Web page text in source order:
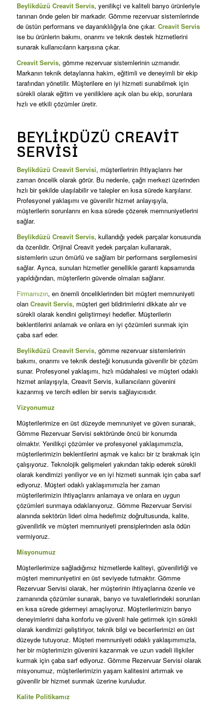
Beylikdüzü Creavit Servis, yenilikçi ve kaliteli banyo ürünleriyle
tanınan önde gelen bir markadır. Gömme rezervuar sistemlerinde
de üstün performans ve dayanıklılığıyla öne çıkar. Creavit Servis
ise bu ürünlerin bakımı, onarımı ve teknik destek hizmetlerini
sunarak kullanıcıların karşısına çıkar.
Creavit Servis, gömme rezervuar sistemlerinin uzmanıdır.
Markanın teknik detaylarına hakim, eğitimli ve deneyimli bir ekip
tarafından yönetilir. Müşterilere en iyi hizmeti sunabilmek için
sürekli olarak eğitim ve yeniliklere açık olan bu ekip, sorunlara
hızlı ve etkili çözümler üretir.
BEYLIKDÜZÜ CREAVIT
SERVISI
Beylikdüzü Creavit Servisi, müşterilerinin ihtiyaçlarını her
zaman öncelik olarak görür. Bu nedenle, çağrı merkezi üzerinden
hızlı bir şekilde ulaşılabilir ve talepler en kısa sürede karşılanır.
Profesyonel yaklaşımı ve güvenilir hizmet anlayışıyla,
müşterilerin sorunlarını en kısa sürede çözerek memnuniyetlerini
sağlar.
Beylikdüzü Creavit Servis, kullandığı yedek parçalar konusunda
da özenlidir. Orijinal Creavit yedek parçaları kullanarak,
sistemlerin uzun ömürlü ve sağlam bir performans sergilemesini
sağlar. Ayrıca, sunulan hizmetler genellikle garanti kapsamında
yapıldığından, müşterilerin güvende olmaları sağlanır.
Firmamızın, en önemli önceliklerinden biri müşteri memnuniyeti
olan Creavit Servis, müşteri geri bildirimlerini dikkate alır ve
sürekli olarak kendini geliştirmeyi hedefler. Müşterilerin
beklentilerini anlamak ve onlara en iyi çözümleri sunmak için
çaba sarf eder.
Beylikdüzü Creavit Servis, gömme rezervuar sistemlerinin
bakımı, onarımı ve teknik desteği konusunda güvenilir bir çözüm
sunar. Profesyonel yaklaşımı, hızlı müdahalesi ve müşteri odaklı
hizmet anlayışıyla, Creavit Servis, kullanıcıların güvenini
kazanmış ve tercih edilen bir servis sağlayıcısıdır.
Vizyonumuz
Müşterilerimize en üst düzeyde memnuniyet ve güven sunarak,
Gömme Rezervuar Servisi sektöründe öncü bir konumda
olmaktır. Yenilikçi çözümler ve profesyonel yaklaşımımızla,
müşterilerimizin beklentilerini aşmak ve kalıcı bir iz bırakmak için
çalışıyoruz. Teknolojik gelişmeleri yakından takip ederek sürekli
olarak kendimizi yeniliyor ve en iyi hizmeti sunmak için çaba sarf
ediyoruz. Müşteri odaklı yaklaşımımızla her zaman
müşterilerimizin ihtiyaçlarını anlamaya ve onlara en uygun
çözümleri sunmaya odaklanıyoruz. Gömme Rezervuar Servisi
alanında sektörün lideri olma hedefimiz doğrultusunda, kalite,
güvenilirlik ve müşteri memnuniyeti prensiplerinden asla ödün
vermiyoruz.
Misyonumuz
Müşterilerimize sağladığımız hizmetlerde kaliteyi, güvenilirliği ve
müşteri memnuniyetini en üst seviyede tutmaktır. Gömme
Rezervuar Servisi olarak, her müşterinin ihtiyaçlarına özenle ve
zamanında çözümler sunarak, banyo ve tuvaletlerindeki sorunları
en kısa sürede gidermeyi amaçlıyoruz. Müşterilerimizin banyo
deneyimlerini daha konforlu ve güvenli hale getirmek için sürekli
olarak kendimizi geliştiriyor, teknik bilgi ve becerilerimizi en üst
düzeyde tutuyoruz. Müşteri memnuniyeti odaklı yaklaşımımızla,
her bir müşterimizin güvenini kazanmak ve uzun vadeli ilişkiler
kurmak için çaba sarf ediyoruz. Gömme Rezervuar Servisi olarak
misyonumuz, müşterilerimizin yaşam kalitesini artırmak ve
güvenilir bir hizmet sunmak üzerine kuruludur.
Kalite Politikamız